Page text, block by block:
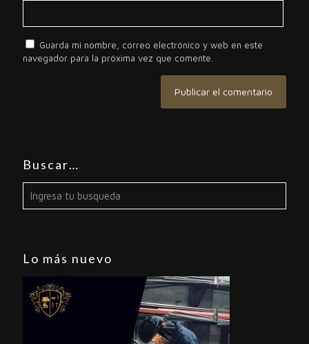
Guarda mi nombre, correo electrónico y web en este
navegador para la próxima vez que comente.
Buscar…
Lo más nuevo